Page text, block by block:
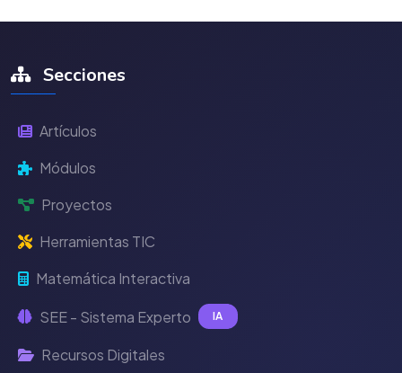
Secciones
Artículos
Módulos
Proyectos
Herramientas TIC
Matemática Interactiva
SEE - Sistema Experto IA
Recursos Digitales